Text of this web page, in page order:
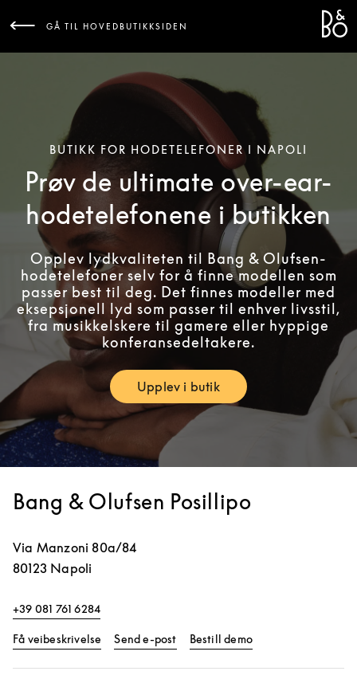
GÅ TIL HOVEDBUTIKKSIDEN
BUTIKK FOR HODETELEFONER I NAPOLI
Prøv de ultimate over-ear-
hodetelefonene i butikken
Opplev lydkvaliteten til Bang & Olufsen-
hodetelefoner selv for å finne modellen som
passer best til deg. Det finnes modeller med
eksepsjonell lyd som passer til enhver livsstil,
fra musikkelskere til gamere eller hyppige
konferansedeltakere.
Upplev i butikLink Opens in New Tab
Bang & Olufsen Posillipo
Via Manzoni 80a/84
80123 Napoli
+39 081 761 6284
Få veibeskrivelse Link Opens in New Tab
Send e-post Bestill demo